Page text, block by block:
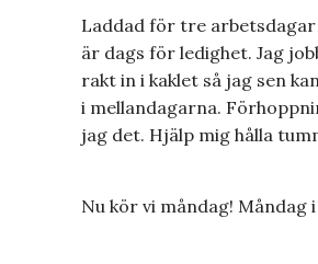
Laddad för tre
är dags för ledighet. Jag
rakt in i kaklet så jag sen
i mellandagarna.
jag det. Hjälp mig hålla
Nu kör vi måndag! Måndag